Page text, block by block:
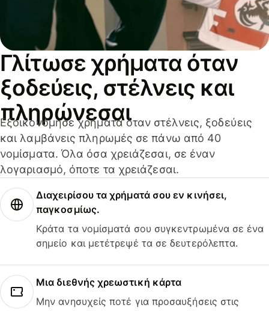
Γλίτωσε χρήματα όταν
ξοδεύεις, στέλνεις και
πληρώνεσαι
Εξοικονόμησε χρήματα όταν στέλνεις, ξοδεύεις
και λαμβάνεις πληρωμές σε πάνω από 40
νομίσματα. Όλα όσα χρειάζεσαι, σε έναν
λογαριασμό, όποτε τα χρειάζεσαι.
Διαχειρίσου τα χρήματά σου εν κινήσει,
παγκοσμίως.
Κράτα τα νομίσματά σου συγκεντρωμένα σε ένα
σημείο και μετέτρεψέ τα σε δευτερόλεπτα.
Μια διεθνής χρεωστική κάρτα
Μην ανησυχείς ποτέ για προσαυξήσεις στις